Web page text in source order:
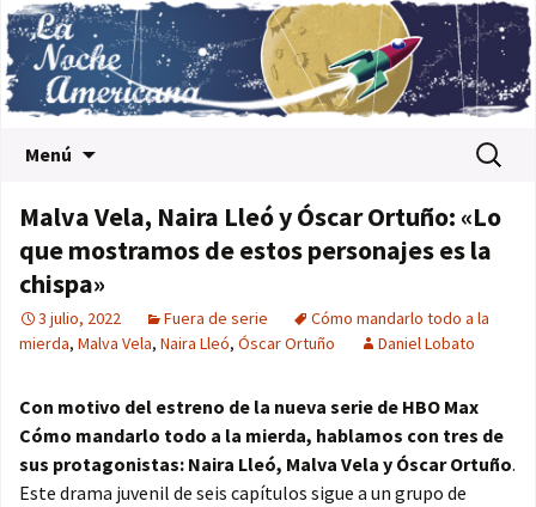
Menú Buscar:
Malva Vela, Naira Lleó y Óscar Ortuño: «Lo
que mostramos de estos personajes es la
chispa»
3 julio, 2022 Fuera de serie
Cómo mandarlo todo a la
mierda, Malva Vela, Naira Lleó, Óscar Ortuño Daniel Lobato
Con motivo del estreno de la nueva serie de HBO Max
Cómo mandarlo todo a la mierda, hablamos con tres de
sus protagonistas: Naira Lleó, Malva Vela y Óscar Ortuño.
Este drama juvenil de seis capítulos sigue a un grupo de